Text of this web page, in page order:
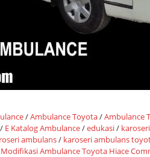
/Ambulance Toyota/Ambulance
/ E Katalog Ambulance/edukasi/ karoseri
ambulans/ karoseri ambulans
Modifikasi Ambulance Toyota Hiace